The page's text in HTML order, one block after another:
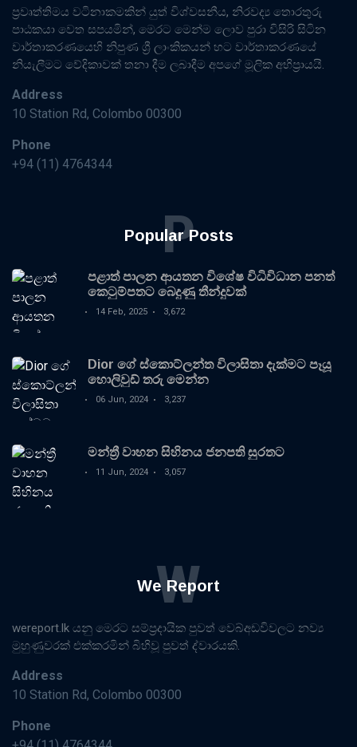
ප්‍රවෘත්තිමය වටිනාකමකින් යුත් විශ්වසනීය, නිරවද්‍ය තොරතුරු
පාඨකයා වෙත සපයමින්, මෙරට මෙන්ම ලොව පුරා විසිරි සිටින
වාර්තාකරණයෙහි නිපුණ ශ්‍රී ලාංකිකයන් හට වාර්තාකරණයේ
නියැලීමට වේදිකාවක් තනා දීම ලබාදීම අපගේ මූලික අභිප්‍රායයි.
Address
10 Station Rd, Colombo 00300
Phone
+94 (11) 4764344
Popular Posts
P
පළාත් පාලන ආයතන විශේෂ විධිවිධාන පනත්
කෙටුම්පතට බෙදුණු තීන්දුවක්
14 Feb, 2025 3,672
Dior ගේ ස්කොට්ලන්ත විලාසිතා දැක්මට පෑයූ
හොලිවුඩ් තරු මෙන්න
06 Jun, 2024 3,237
මන්ත්‍රී වාහන සිහිනය ජනපති සුරතට
11 Jun, 2024 3,057
We Report
W
wereport.lk යනු මෙරට සම්ප්‍රදායික පුවත් වෙබ්අඩවිවලට නව්‍ය
මුහුණුවරක් එක්කරමින් බිහිවූ පුවත් ද්වාරයකි.
Address
10 Station Rd, Colombo 00300
Phone